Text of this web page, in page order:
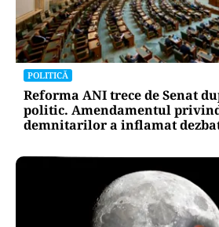
POLITICĂ
Reforma ANI trece de Senat
politic. Amendamentul
demnitarilor a inflamat